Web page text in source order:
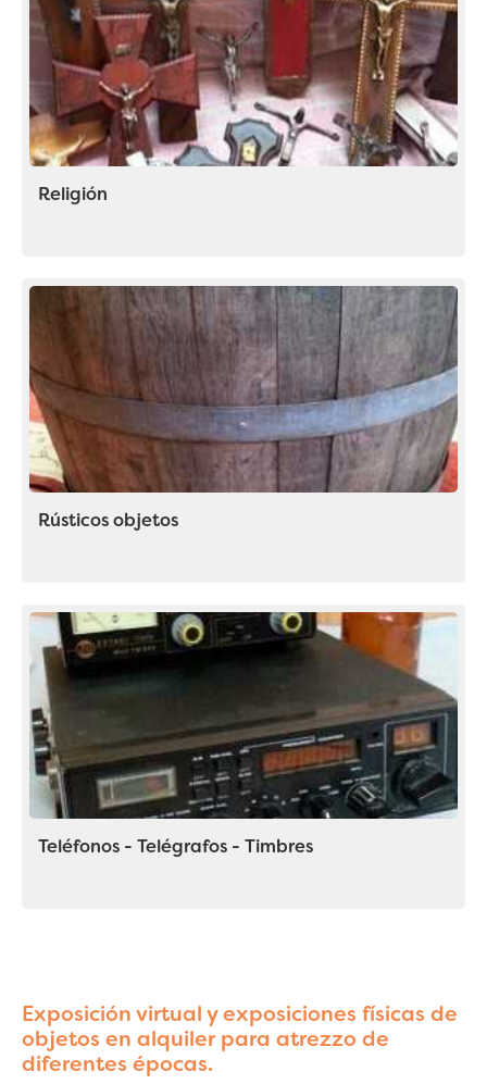
Religión
Rústicos objetos
Teléfonos - Telégrafos - Timbres
Exposición virtual y exposiciones físicas de
objetos en alquiler para atrezzo de
diferentes épocas.